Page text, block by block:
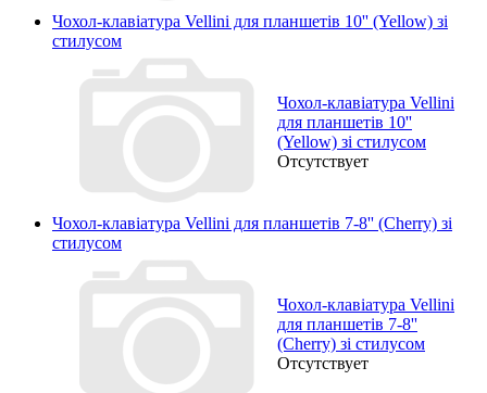
Чохол-клавіатура Vellini для планшетів 10'' (Yellow) зі
стилусом
Чохол-клавіатура Vellini
для планшетів 10''
(Yellow) зі стилусом
Отсутствует
Чохол-клавіатура Vellini для планшетів 7-8'' (Cherry) зі
стилусом
Чохол-клавіатура Vellini
для планшетів 7-8''
(Cherry) зі стилусом
Отсутствует